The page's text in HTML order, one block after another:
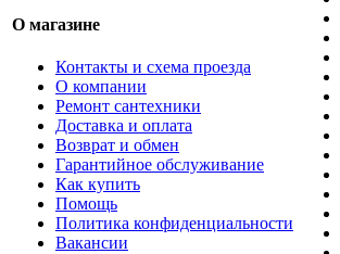
О магазине
Контакты и схема проезда
О компании
Ремонт сантехники
Доставка и оплата
Возврат и обмен
Гарантийное обслуживание
Как купить
Помощь
Политика конфиденциальности
Вакансии